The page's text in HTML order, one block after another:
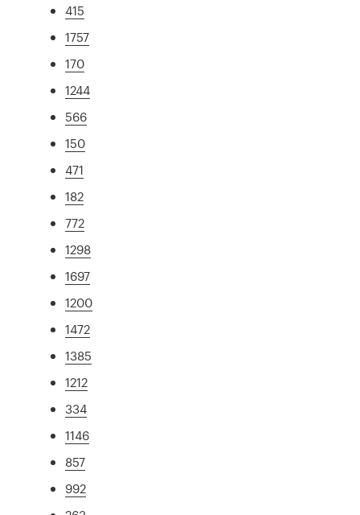
415
1757
170
1244
566
150
471
182
772
1298
1697
1200
1472
1385
1212
334
1146
857
992